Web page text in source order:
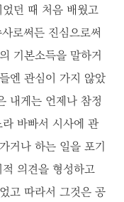
던 때 처음 배웠고
로써든 진심으로써
기본소득을 말하거
엔 관심이 가지 않았
내게는 언제나 참정
바빠서 시사에 관
거나 하는 일을 포기
의견을 형성하고
고 따라서 그것은 공